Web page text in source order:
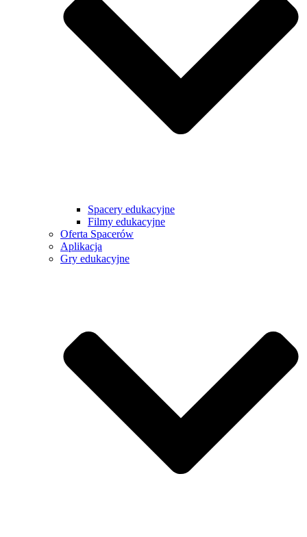
Spacery edukacyjne
Filmy edukacyjne
Oferta Spacerów
Aplikacja
Gry edukacyjne